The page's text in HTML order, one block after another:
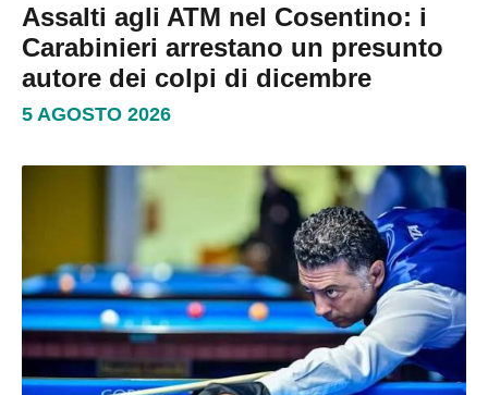
Assalti agli ATM nel Cosentino: i
Carabinieri arrestano un presunto
autore dei colpi di dicembre
5 AGOSTO 2026